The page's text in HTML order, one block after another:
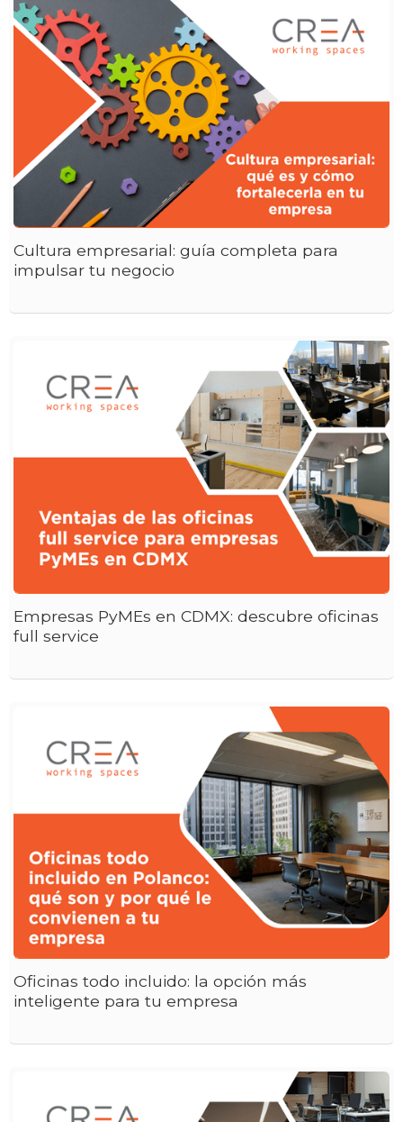
Cultura empresarial: guía completa para
impulsar tu negocio
Empresas PyMEs en CDMX: descubre oficinas
full service
Oficinas todo incluido: la opción más
inteligente para tu empresa